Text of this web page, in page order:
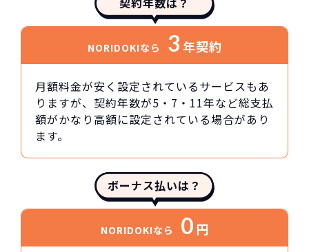
NORIDOKIなら 3 年契約
月額料金が安く設定されているサービスもあ
りますが、契約年数が5・7・11年など総支払
額がかなり高額に設定されている場合があり
ます。
ボーナス払いは？
NORIDOKIなら 0円